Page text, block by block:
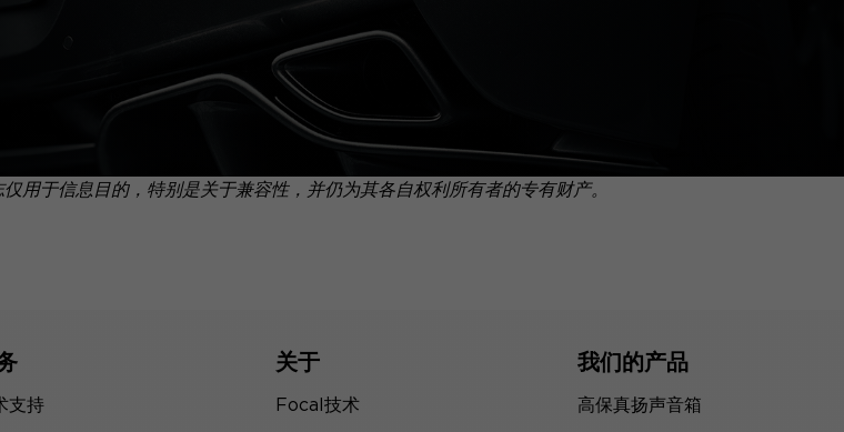
用于信息目的，特别是关于兼容性，并仍为其各自权利所有者的专有财产。
支持
关于
Focal技术
我们的产品
高保真扬声音箱